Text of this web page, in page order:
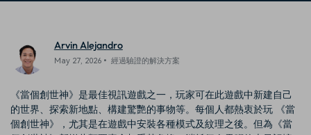
Arvin Alejandro
May 27, 2026• 經過驗證的解決方案
《當個創世神》是最佳視訊遊戲之一，玩家可在此遊戲中新建自己
的世界、探索新地點、構建驚艷的事物等。每個人都熱衷於玩 《當
個創世神》，尤其是在遊戲中安裝各種模式及紋理之後。但為《當